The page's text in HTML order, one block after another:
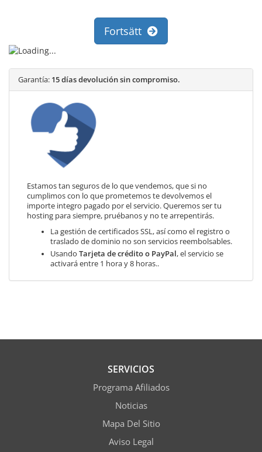
Fortsätt
Garantía: 15 días devolución sin compromiso.
Estamos tan seguros de lo que vendemos, que si no
cumplimos con lo que prometemos te devolvemos el
importe integro pagado por el servicio. Queremos ser tu
hosting para siempre, pruébanos y no te arrepentirás.
La gestión de certificados SSL, así como el registro o
traslado de dominio no son servicios reembolsables.
Usando Tarjeta de crédito o PayPal, el servicio se
activará entre 1 hora y 8 horas..
SERVICIOS
Programa Afiliados
Noticias
Mapa Del Sitio
Aviso Legal